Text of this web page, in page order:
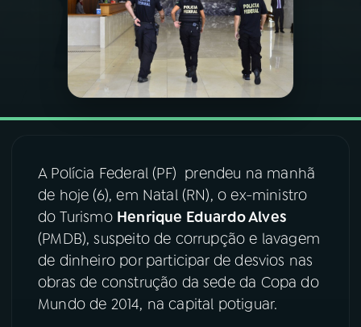
PROGRAMAS
PODCASTS
07ÚLTIMAS
08 FESTIVAL DE MÚSICA
ACOMPANHE A RÁDIO NACIONAL
A Polícia Federal (PF) prendeu na manhã
de hoje (6), em Natal (RN), o ex-ministro
do Turismo Henrique Eduardo Alves
(PMDB), suspeito de corrupção e lavagem
de dinheiro por participar de desvios nas
obras de construção da sede da Copa do
Mundo de 2014, na capital potiguar.